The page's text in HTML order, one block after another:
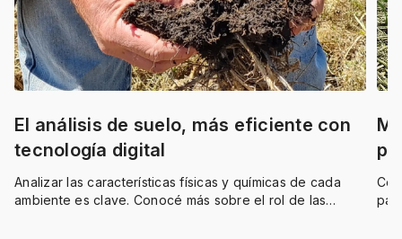
El análisis de suelo, más eficiente con
tecnología digital
Analizar las características físicas y químicas de cada
ambiente es clave. Conocé más sobre el rol de las